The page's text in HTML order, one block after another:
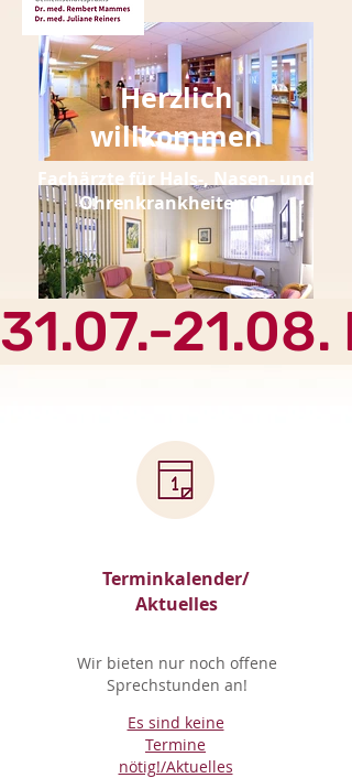
Herzlich
willkommen
Fachärzte für Hals-, Nasen- und
Ohrenkrankheiten (D)
31.07.-
Terminkalender/
Aktuelles
Wir bieten nur noch offene
Sprechstunden an!
Es sind keine
Termine
nötig!/Aktuelles